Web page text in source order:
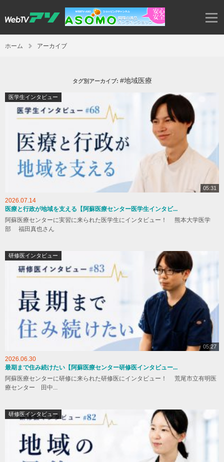
ホーム アーカイブ
タグ別アーカイブ: #地域医療
医学生インタビュー
05:31
2026.07.14
医療と行政が地域を支える【阿蘇医療センター医学生インタビ...
阿蘇医療センターに実習に来られた医学生にインタビュー！ 熊本大学医学
部 福田真也さん
研修医インタビュー
05:27
2026.06.30
最期まで住み続けたい【阿蘇医療センター研修医インタビュー...
阿蘇医療センターに研修に来られた研修医にインタビュー！ 荒尾市立有明医
療センター 田中...
研修医インタビュー